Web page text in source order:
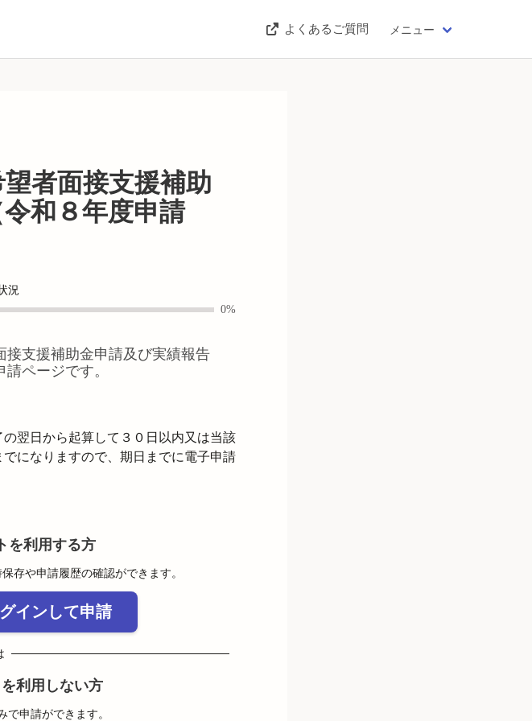
よくあるご質問 メニュー
者面接支援補助
和８年度申請
況
0%
接支援補助金申請及び実績報告
請ページです。
翌日から起算して３０日以内又は当該
になりますので、期日までに電子申請
を利用する方
存や申請履歴の確認ができます。
インして申請
利用しない方
で申請ができます。